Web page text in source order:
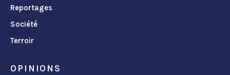
Reportages
Société
Terroir
OPINIONS